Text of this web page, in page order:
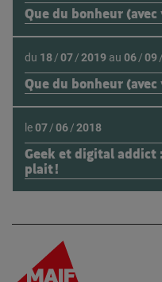
Que du bonheur
Que du bonheur
du 18/07/2019 au 06/09/
Geek et digital addict
plait !
le07/06/2018